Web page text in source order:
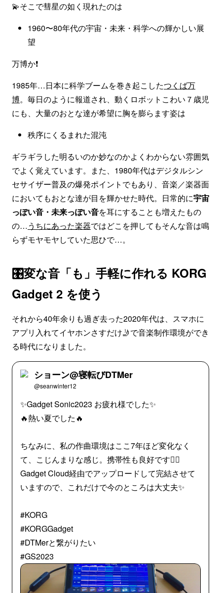
💫そこで彗星の如く現れたのは
1960〜80年代の宇宙・未来・科学への輝かしい展
望
万博か❗️
1985年…日本に科学ブームを巻き起こしたつくば万
博。毎日のように報道され、動くロボットこわい７歳児
にも、大量のおとな達が希望に胸を膨らます姿は
秩序にくるまれた混沌
ギラギラした明るいのか妙なのかよくわからない雰囲気
でよく覚えています。また、1980年代はデジタルシン
セサイザー普及の爆発ポイントでもあり、音楽／楽器面
においてもおとな達が目を輝かせた時代。日常的に宇宙
っぽい音・未来っぽい音を耳にすることも増えたもの
の…うちにあった楽器ではどこを押してもそんな音は鳴
らずモヤモヤしていた思ひで…。
🎛変な音「も」手軽に作れる KORG
Gadget 2 を使う
それから40年余りも過ぎ去った2020年代は、スマホに
アプリ入れてイヤホンさすだけ🤳で音楽制作環境ができ
る時代になりました。
ショーン@寝転びDTMer
@seanwinter12
✨Gadget Sonic2023 お疲れ様でした✨
🔥熱い夏でした🔥
ちなみに、私の作曲環境はここ7年ほど変化なく
て、こじんまりな感じ。携帯性も良好です👍🏻
Gadget Cloud経由でアップロードして完結させて
いますので、これだけで今のところは大丈夫✨
#KORG
#KORGGadget
#DTMerと繋がりたい
#GS2023